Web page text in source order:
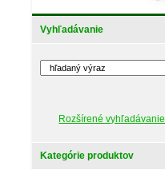
Vyhľadávanie
Rozšírené vyhľadávanie
Kategórie produktov